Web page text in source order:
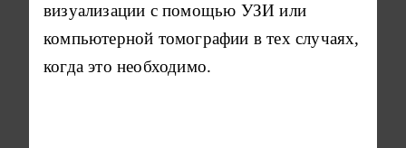
визуализации с помощью УЗИ или
компьютерной томографии в тех случаях,
когда это необходимо.